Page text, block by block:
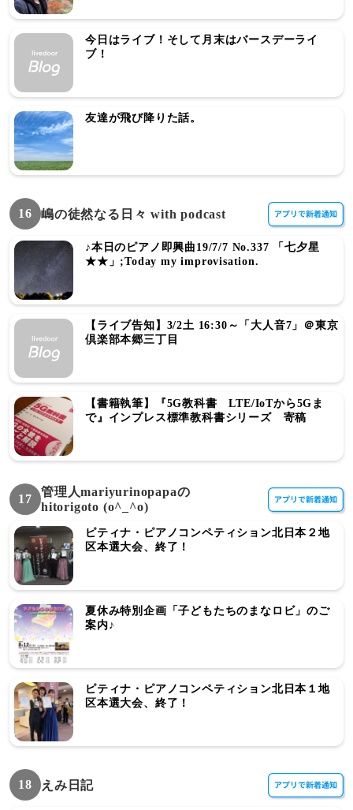
今日はライブ！そして月末はバースデーライ
ブ！
友達が飛び降りた話。
16 嶋の徒然なる日々 with podcast
♪本日のピアノ即興曲19/7/7 No.337 「七夕星
★★」;Today my improvisation.
【ライブ告知】3/2土 16:30～「大人音7」＠東京
倶楽部本郷三丁目
【書籍執筆】『5G教科書 LTE/IoTから5Gま
で』インプレス標準教科書シリーズ 寄稿
17
管理人mariyurinopapaの
hitorigoto (o^_^o)
ピティナ・ピアノコンペティション北日本２地
区本選大会、終了！
夏休み特別企画「子どもたちのまなロビ」のご
案内♪
ピティナ・ピアノコンペティション北日本１地
区本選大会、終了！
18 えみ日記